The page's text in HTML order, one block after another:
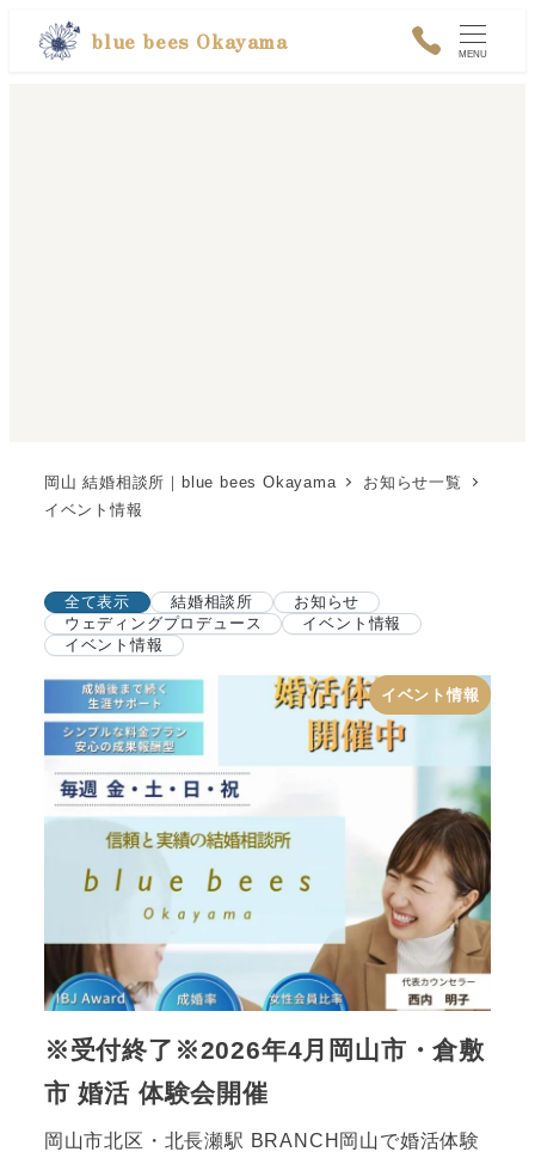
blue bees Okayama MENU
岡山 結婚相談所｜blue bees Okayama
お知らせ一覧
イベント情報
全て表示 結婚相談所
お知らせ
ウェディングプロデュース
イベント情報
イベント情報
イベント情報
※受付終了※2026年4月岡山市・倉敷
市 婚活 体験会開催
岡山市北区・北長瀬駅 BRANCH岡山で婚活体験